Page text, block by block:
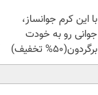
با این کرم جوانساز،
جوانی رو به خودت
برگردون(50% تخفیف)